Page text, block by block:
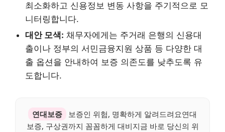
최소화하고 신용정보 변동 사항을 주기적으로 모
니터링합니다.
대안 모색: 채무자에게는 주거래 은행의 신용대
출이나 정부의 서민금융지원 상품 등 다양한 대
출 옵션을 안내하여 보증 의존도를 낮추도록 유
도합니다.
연대보증
보증인 위험, 명확하게 알려드려요연대
보증, 구상권까지 꼼꼼하게 대비지금 바로 당신의 위